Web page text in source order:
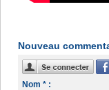
Nouveau
Nom * :